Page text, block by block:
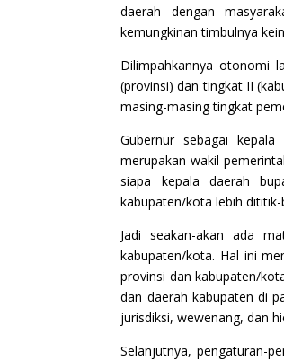
daerah dengan
kemungkinan timbulnya
Dilimpahkannya otonomi
(provinsi) dan tingkat II
masing-masing tingkat
Gubernur sebagai
merupakan wakil
siapa kepala daerah
kabupaten/kota lebih
Jadi seakan-akan ada
kabupaten/kota. Hal ini
provinsi dan kabupaten/
dan daerah kabupaten di
jurisdiksi, wewenang, dan
Selanjutnya, pengaturan-